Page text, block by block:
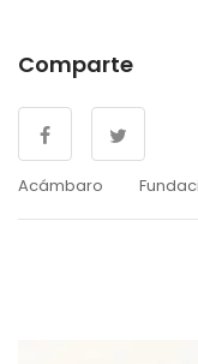
Comparte
Acámbaro